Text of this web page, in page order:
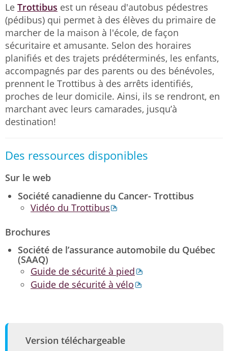
Le Trottibus est un réseau d'autobus pédestres
(pédibus) qui permet à des élèves du primaire de
marcher de la maison à l'école, de façon
sécuritaire et amusante. Selon des horaires
planifiés et des trajets prédéterminés, les enfants,
accompagnés par des parents ou des bénévoles,
prennent le Trottibus à des arrêts identifiés,
proches de leur domicile. Ainsi, ils se rendront, en
marchant avec leurs camarades, jusqu’à
destination!
Des ressources disponibles
Sur le web
Société canadienne du Cancer- Trottibus
Vidéo du Trottibus
Brochures
Société de l’assurance automobile du Québec
(SAAQ)
Guide de sécurité à pied
Guide de sécurité à vélo
Version téléchargeable